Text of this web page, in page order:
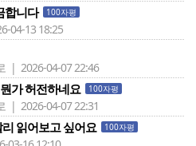
합니다 100자평
04-13 18:25
| 2026-04-07 22:46
가 허전하네요 100자평
| 2026-04-07 22:31
읽어보고 싶어요 100자평